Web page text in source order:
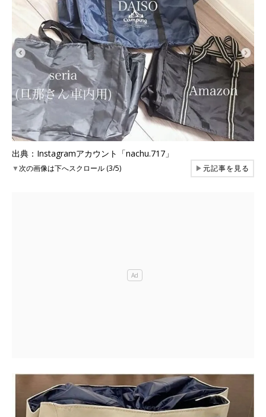
出典：Instagramアカウント「nachu.717」
▼次の画像は下へスクロール (3/5) ▶元記事を見る